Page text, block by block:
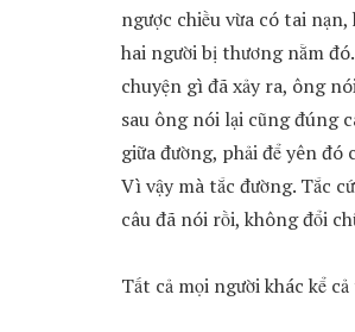
ngược chiều vừa có tai
hai người bị thương nằm
chuyện gì đã xảy ra, ông
sau ông nói lại cũng đúng
giữa đường, phải để yên
Vì vậy mà tắc đường. Tắc
câu đã nói rồi, không đổi
Tất cả mọi người khác kể